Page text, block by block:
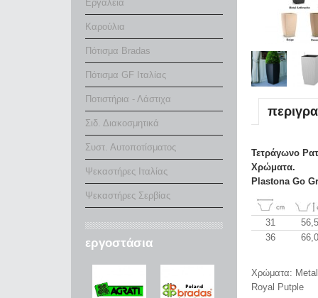
Τετράγωνο
Χρώματα.
Plastona Go
31
36
Χρώματα:
Royal Putple
Εργαλεία
Καρούλια
Πότισμα Bradas
Πότισμα GF Ιταλίας
Ποτιστήρια - Λάστιχα
Σιδ. Διακοσμητικά
Συστ. Αυτοποτίσματος
Ψεκαστήρες Ιταλίας
Ψεκαστήρες Σερβίας
εργοστάσια